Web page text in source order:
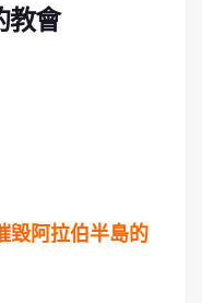
教會
毀阿拉伯半島的